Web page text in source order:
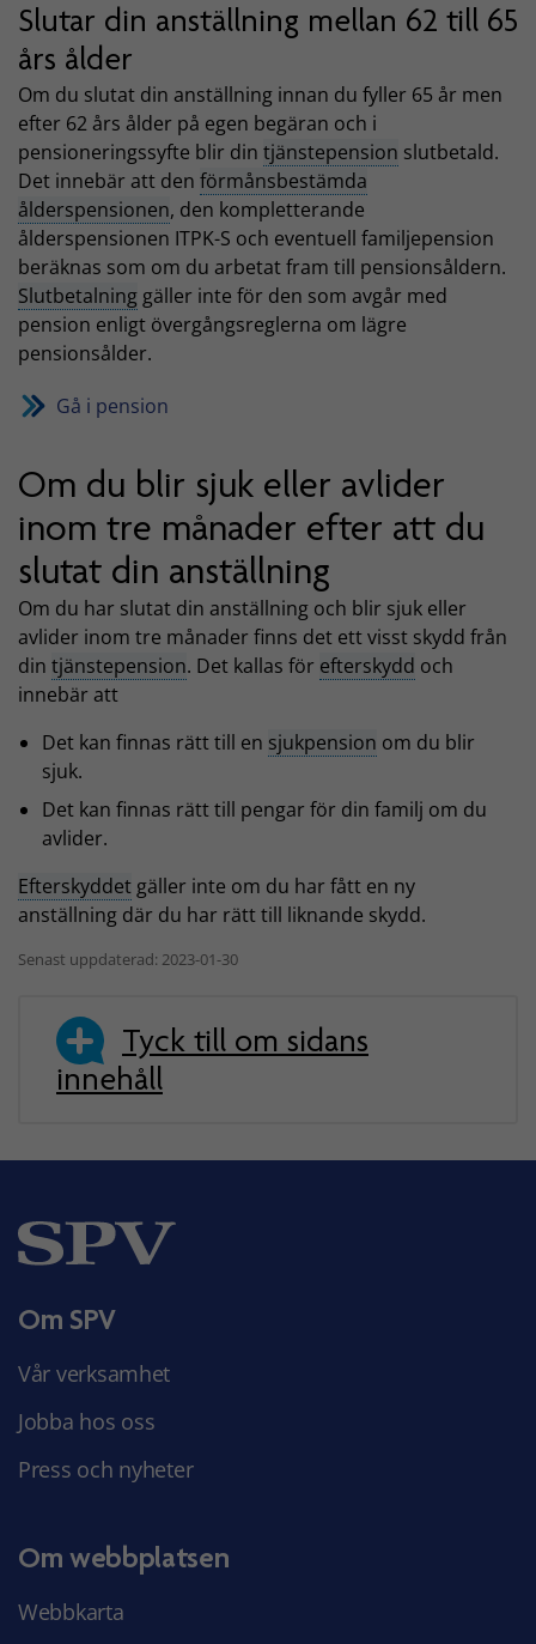
Slutar din anställning mellan 62 till 65
års ålder
Om du slutat din anställning innan du fyller 65 år men
efter 62 års ålder på egen begäran och i
pensioneringssyfte blir din tjänstepension slutbetald.
Det innebär att den förmånsbestämda
ålderspensionen, den kompletterande
ålderspensionen ITPK-S och eventuell familjepension
beräknas som om du arbetat fram till pensionsåldern.
Slutbetalning gäller inte för den som avgår med
pension enligt övergångsreglerna om lägre
pensionsålder.
Gå i pension
Om du blir sjuk eller avlider
inom tre månader efter att du
slutat din anställning
Om du har slutat din anställning och blir sjuk eller
avlider inom tre månader finns det ett visst skydd från
din tjänstepension. Det kallas för efterskydd och
innebär att
Det kan finnas rätt till en sjukpension om du blir
sjuk.
Det kan finnas rätt till pengar för din familj om du
avlider.
Efterskyddetgäller inte om du har fått en ny
anställning där du har rätt till liknande skydd.
Senast uppdaterad: 2023-01-30
Tyck till om sidans
innehåll
Om SPV
Vår verksamhet
Jobba hos oss
Press och nyheter
Om webbplatsen
Webbkarta